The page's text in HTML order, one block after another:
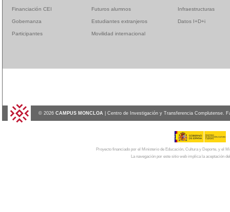
Financiación CEI Futuros alumnos Infraestructuras
Gobernanza Estudiantes extranjeros Datos I+D+i
Participantes Movilidad internacional
© 2026 CAMPUS MONCLOA | Centro de Investigación y Transferencia Complutense.
Proyecto financiado por el Ministerio de Educación, Cultura y Deporte, y el
La navegación por este sitio web implica la aceptación